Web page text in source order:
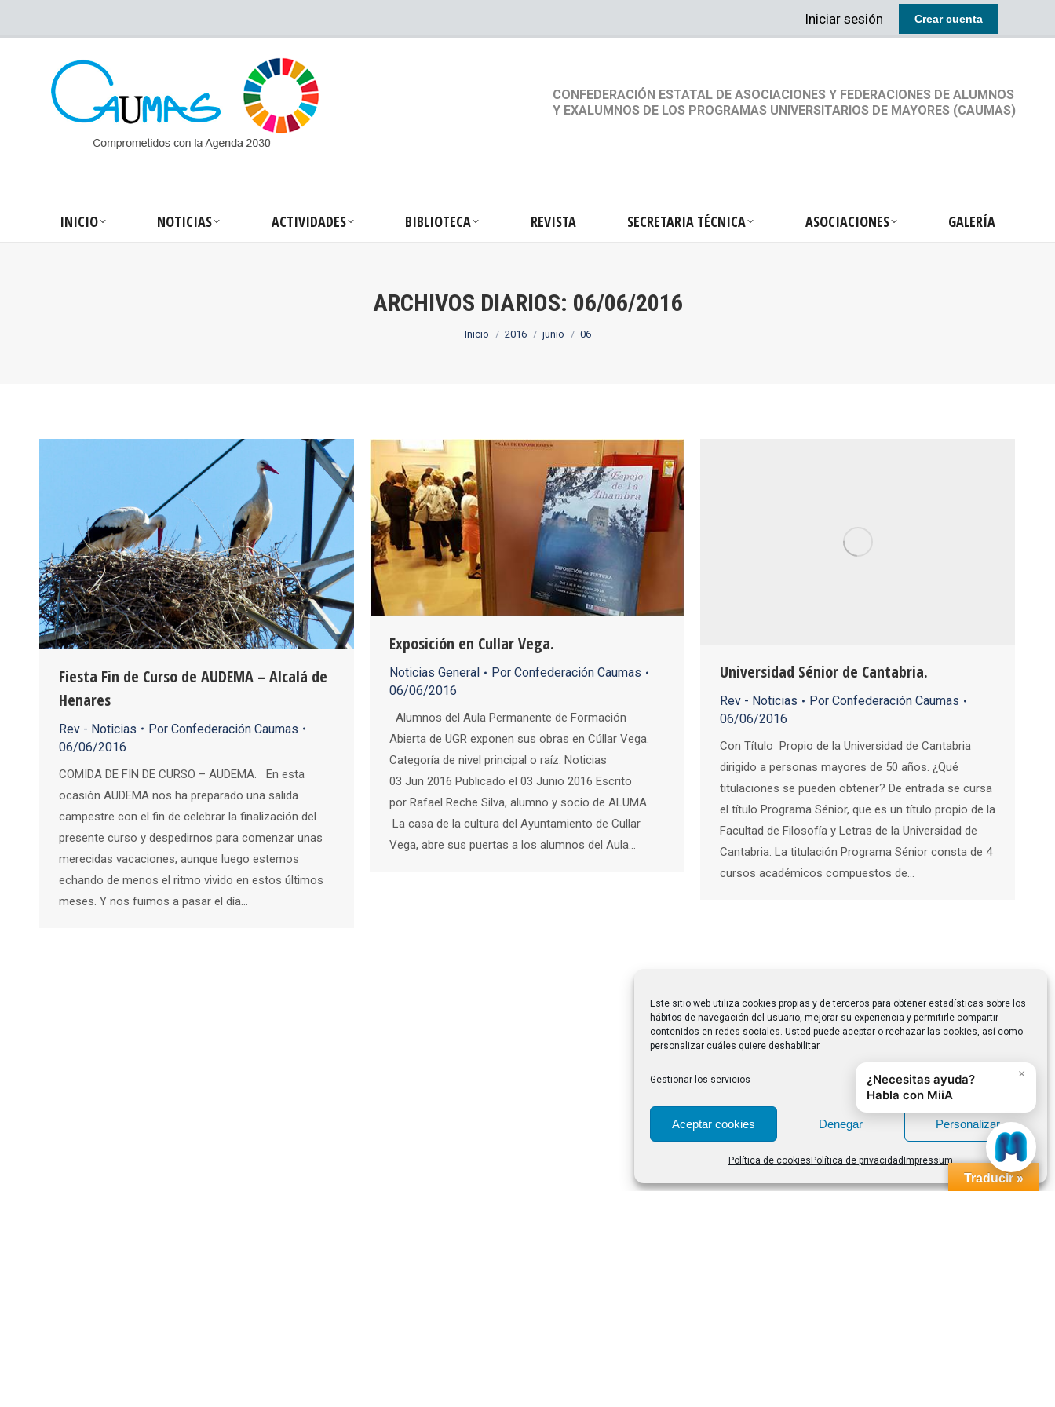
Este sitio web utiliza cookies propias y de terceros para obtener estadísticas sobre los
hábitos de navegación del usuario, mejorar su experiencia y permitirle compartir
contenidos en redes sociales. Usted puede aceptar o rechazar las cookies, así como
personalizar cuáles quiere deshabilitar.
Gestionar los servicios
Aceptar cookies Denegar Personalizar
Política de cookies Política de privacidad Impressum
Iniciar sesión Crear cuenta
CONFEDERACIÓN ESTATAL DE ASOCIACIONES Y FEDERACIONES DE ALUMNOS
Y EXALUMNOS DE LOS PROGRAMAS UNIVERSITARIOS DE MAYORES (CAUMAS)
INICIO NOTICIAS ACTIVIDADES BIBLIOTECA REVISTA SECRETARIA TÉCNICA ASOCIACIONES GALERÍA
ARCHIVOS DIARIOS: 06/06/2016
Estás aquí:
Inicio 2016 junio 06
Fiesta Fin de Curso de AUDEMA – Alcalá de
Henares
Rev - Noticias Por Confederación Caumas
06/06/2016
COMIDA DE FIN DE CURSO – AUDEMA. En esta
ocasión AUDEMA nos ha preparado una salida
campestre con el fin de celebrar la finalización del
presente curso y despedirnos para comenzar unas
merecidas vacaciones, aunque luego estemos
echando de menos el ritmo vivido en estos últimos
meses. Y nos fuimos a pasar el día…
Exposición en Cullar Vega.
Noticias General Por Confederación Caumas
06/06/2016
Alumnos del Aula Permanente de Formación
Abierta de UGR exponen sus obras en Cúllar Vega.
Categoría de nivel principal o raíz: Noticias
03 Jun 2016 Publicado el 03 Junio 2016 Escrito
por Rafael Reche Silva, alumno y socio de ALUMA
La casa de la cultura del Ayuntamiento de Cullar
Vega, abre sus puertas a los alumnos del Aula…
Universidad Sénior de Cantabria.
Rev - Noticias Por Confederación Caumas
06/06/2016
Con Título Propio de la Universidad de Cantabria
dirigido a personas mayores de 50 años. ¿Qué
titulaciones se pueden obtener? De entrada se cursa
el título Programa Sénior, que es un título propio de la
Facultad de Filosofía y Letras de la Universidad de
Cantabria. La titulación Programa Sénior consta de 4
cursos académicos compuestos de…
Traducir »